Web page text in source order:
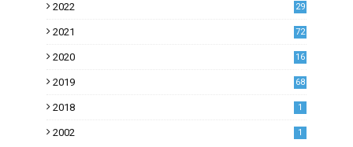
2022
29
2021
72
2020
16
2019
68
2018 1
2002 1